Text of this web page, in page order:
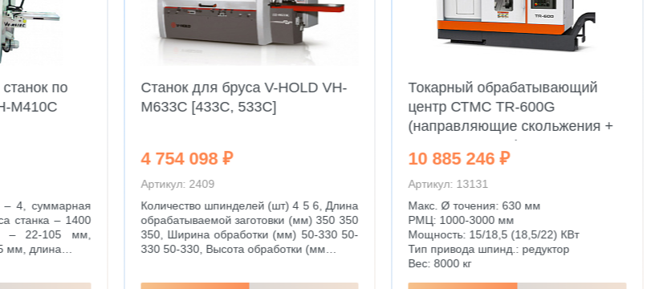
по
M410C
– 4, суммарная
станка – 1400
– 22-105 мм,
мм, длина…
Станок для бруса V-HOLD VH-
M633C [433С, 533С]
4 754 098 ₽
Артикул: 2409
Количество шпинделей (шт) 4 5 6, Длина
обрабатываемой заготовки (мм) 350 350
350, Ширина обработки (мм) 50-330 50-
330 50-330, Высота обработки (мм…
Токарный обрабатывающий
центр СТМС TR-600G
(направляющие скольжения +
редуктор 22 кВт)
10 885 246 ₽
Артикул: 13131
Макс. Ø точения: 630 мм
РМЦ: 1000-3000 мм
Мощность: 15/18,5 (18,5/22) КВт
Тип привода шпинд.: редуктор
Вес: 8000 кг